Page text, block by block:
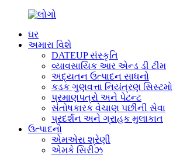
ઘર
અમારા વિશે
DATEUP સંસ્કૃતિ
વ્યાવસાયિક આર એન્ડ ડી ટીમ
અદ્યતન ઉત્પાદન સાધનો
કડક ગુણવત્તા નિયંત્રણ સિસ્ટમો
પ્રમાણપત્રો અને પેટન્ટ
સંતોષકારક વેચાણ પછીની સેવા
પ્રદર્શન અને ગ્રાહક મુલાકાત
ઉત્પાદનો
એમએસ શ્રેણી
એમકે સિરીઝ